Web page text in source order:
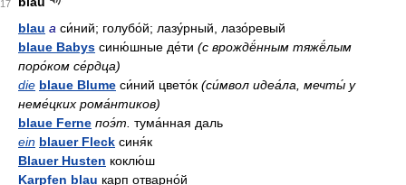
17
blau a си́ний; голубо́й; лазу́рный, лазо́ревый
blaue Babys синю́шные де́ти (с врождё́нным тяжё́лым
поро́ком се́рдца)
die blaue Blume си́ний цвето́к (си́мвол идеа́ла, мечты́ у
неме́цких рома́нтиков)
blaue Ferne поэ́т. тума́нная даль
ein blauer Fleck синя́к
Blauer Husten коклю́ш
Karpfen blau карп отварно́й